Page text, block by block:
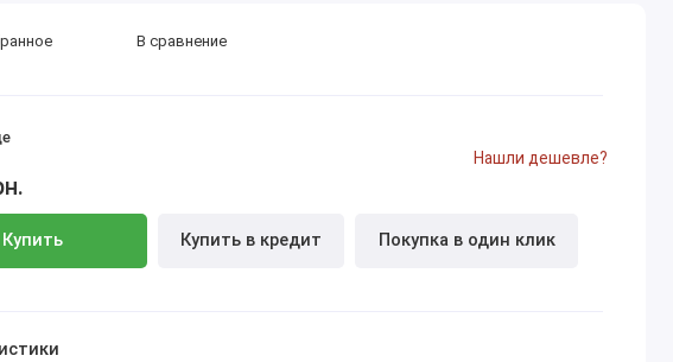
Купить Купить в кредит Покупка в один клик
Нашли дешевле?
В сравнение